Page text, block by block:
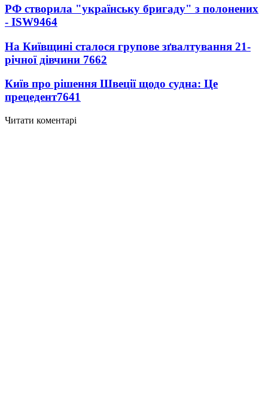
РФ створила "українську бригаду" з полонених
- ISW9464
На Київщині сталося групове зґвалтування 21-
річної дівчини 7662
Київ про рішення Швеції щодо судна: Це
прецедент7641
Читати коментарі